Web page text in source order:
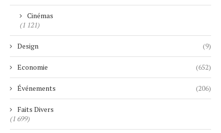
Cinémas
(1 121)
Design (9)
Economie (652)
Événements (206)
Faits Divers
(1 699)